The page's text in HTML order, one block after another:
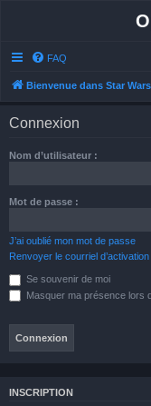
FAQ
Bienvenue dans Star
Connexion
Nom d’utilisateur :
Mot de passe :
J’ai oublié mon mot de passe
Renvoyer le courriel d’activation
Se souvenir de moi
Masquer ma présence lors
INSCRIPTION